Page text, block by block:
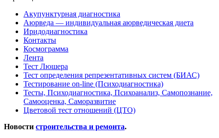
Акупунктурная диагностика
Аюрведа — индивидуальная аюрведическая диета
Иридодиагностика
Контакты
Космограмма
Лента
Тест Люшера
Тест определения репрезентативных систем (БИАС)
Тестирование on-line (Психодиагностика)
Тесты, Психодиагностика, Психоанализ, Самопознание,
Самооценка, Саморазвитие
Цветовой тест отношений (ЦТО)
Новости строительства и ремонта.